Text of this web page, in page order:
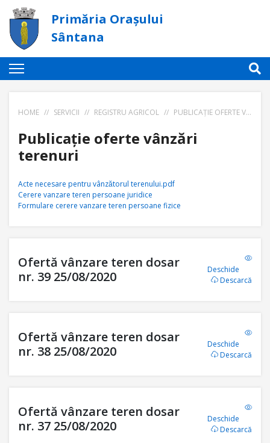
Primăria Orașului
Sântana
HOME // SERVICII // REGISTRU AGRICOL // PUBLICAȚIE OFERTE VÂNZĂRI TERENURI
Publicație oferte vânzări
terenuri
Acte necesare pentru vânzătorul terenului.pdf
Cerere vanzare teren persoane juridice
Formulare cerere vanzare teren persoane fizice
Ofertă vânzare teren dosar
nr. 39 25/08/2020
Deschide
Descarcă
Ofertă vânzare teren dosar
nr. 38 25/08/2020
Deschide
Descarcă
Ofertă vânzare teren dosar
nr. 37 25/08/2020
Deschide
Descarcă